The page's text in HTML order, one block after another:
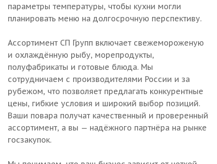
параметры температуры, чтобы кухни могли
планировать меню на долгосрочную перспективу.
Ассортимент СП Групп включает свежемороженую
и охлаждённую рыбу, морепродукты,
полуфабрикаты и готовые блюда. Мы
сотрудничаем с производителями России и за
рубежом, что позволяет предлагать конкурентные
цены, гибкие условия и широкий выбор позиций.
Ваши повара получат качественный и проверенный
ассортимент, а вы — надёжного партнёра на рынке
госзакупок.